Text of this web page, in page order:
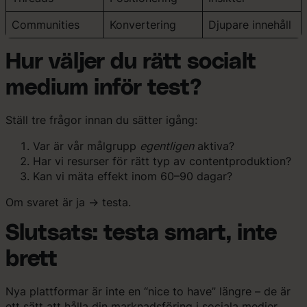
Communities
Konvertering Djupare innehåll
Hur väljer du rätt socialt
medium inför test?
Ställ tre frågor innan du sätter igång:
Var är vår målgrupp egentligenaktiva?
Har vi resurser för rätt typ av contentproduktion?
Kan vi mäta effekt inom 60–90 dagar?
Om svaret är ja → testa.
Slutsats: testa smart, inte
brett
Nya plattformar är inte en “nice to have” längre – de är